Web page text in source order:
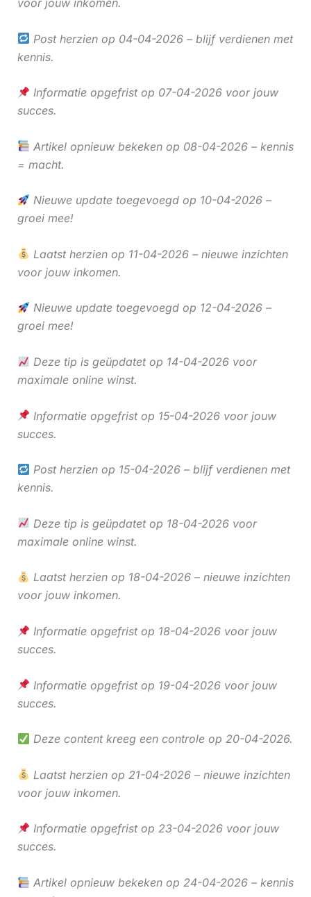
Post herzien op 04-04-2026 – blijf verdienen met
kennis.
Informatie opgefrist op 07-04-2026 voor jouw
succes.
Artikel opnieuw bekeken op 08-04-2026 – kennis
= macht.
Nieuwe update toegevoegd op 10-04-2026 –
groei mee!
Laatst herzien op 11-04-2026 – nieuwe inzichten
voor jouw inkomen.
Nieuwe update toegevoegd op 12-04-2026 –
groei mee!
Deze tip is geüpdatet op 14-04-2026 voor
maximale online winst.
Informatie opgefrist op 15-04-2026 voor jouw
succes.
Post herzien op 15-04-2026 – blijf verdienen met
kennis.
Deze tip is geüpdatet op 18-04-2026 voor
maximale online winst.
Laatst herzien op 18-04-2026 – nieuwe inzichten
voor jouw inkomen.
Informatie opgefrist op 18-04-2026 voor jouw
succes.
Informatie opgefrist op 19-04-2026 voor jouw
succes.
Deze content kreeg een controle op 20-04-2026.
Laatst herzien op 21-04-2026 – nieuwe inzichten
voor jouw inkomen.
Informatie opgefrist op 23-04-2026 voor jouw
succes.
Artikel opnieuw bekeken op 24-04-2026 – kennis